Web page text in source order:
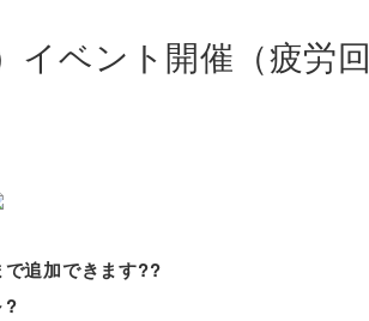
イベント開催（疲労
で追加できます??
?